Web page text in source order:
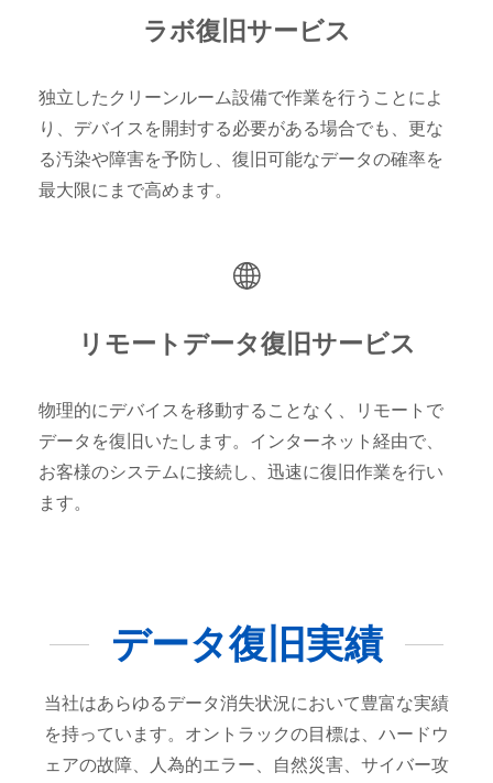
ラボ復旧サービス
独立したクリーンルーム設備で作業を行うことによ
り、デバイスを開封する必要がある場合でも、更な
る汚染や障害を予防し、復旧可能なデータの確率を
最大限にまで高めます。
リモートデータ復旧サービス
物理的にデバイスを移動することなく、リモートで
データを復旧いたします。インターネット経由で、
お客様のシステムに接続し、迅速に復旧作業を行い
ます。
データ復旧実績
当社はあらゆるデータ消失状況において豊富な実績
を持っています。オントラックの目標は、ハードウ
ェアの故障、人為的エラー、自然災害、サイバー攻